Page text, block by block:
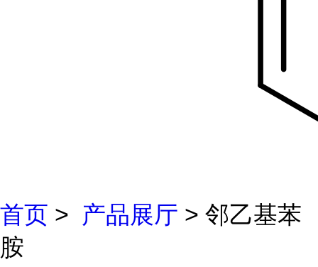
首页 > 产品展厅 > 邻乙基苯
胺